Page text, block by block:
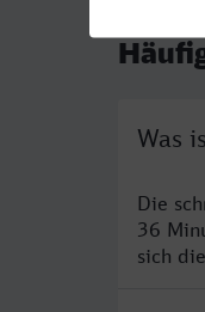
Was
Die
36
sich